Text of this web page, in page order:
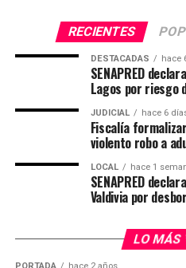
Según explicó, en una de
registrada en la Región de
relacionadas con el lugar
Tapia habrían hecho
efectuó el disparo que
policial.
El imputado permanecerá
avanzan las diligencias
responsabilidad en ambos
Tras la audiencia de control
formalización, el tribunal
prisión preventiva para dos
mientras continúan las
establecer la participación de
y esclarecer la totalidad de
Desde Carabineros
forma parte del trabajo
Público para enfrentar el
de drogas, reforzando la
prevención de delitos
RECIENTES
DESTACADAS hace
SENAPRED
Lagos por riesgo
JUDICIAL hace 6
Fiscalía
violento robo a
LOCAL hace 1
SENAPRED
Valdivia por
LO MÁS
PORTADA hace 2 años